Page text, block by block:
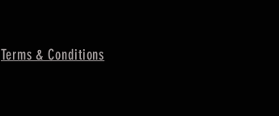
Terms & Conditions